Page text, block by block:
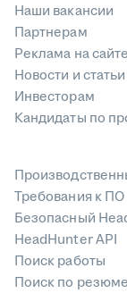
Наши вакансии
Партнерам
Реклама на сайте
Новости и статьи
Инвесторам
Кандидаты по
Требования к ПО
Безопасный
HeadHunter API
Поиск работы
Поиск по резюме